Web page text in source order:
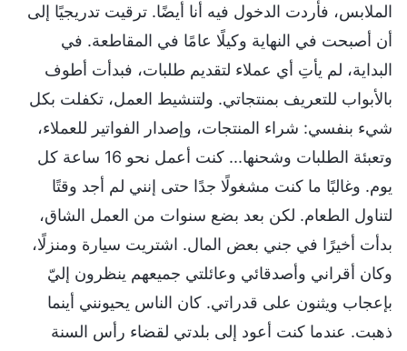
الملابس، فأردت الدخول فيه أنا أيضًا. ترقيت تدريجيًا إلى
أن أصبحت في النهاية وكيلًا عامًا في المقاطعة. في
البداية، لم يأتِ أي عملاء لتقديم طلبات، فبدأت أطوف
بالأبواب للتعريف بمنتجاتي. ولتنشيط العمل، تكفلت بكل
شيء بنفسي: شراء المنتجات، وإصدار الفواتير للعملاء،
وتعبئة الطلبات وشحنها... كنت أعمل نحو 16 ساعة كل
يوم. وغالبًا ما كنت مشغولًا جدًا حتى إنني لم أجد وقتًا
لتناول الطعام. لكن بعد بضع سنوات من العمل الشاق،
بدأت أخيرًا في جني بعض المال. اشتريت سيارة ومنزلًا،
وكان أقراني وأصدقائي وعائلتي جميعهم ينظرون إليّ
بإعجاب ويثنون على قدراتي. كان الناس يحيونني أينما
ذهبت. عندما كنت أعود إلى بلدتي لقضاء رأس السنة